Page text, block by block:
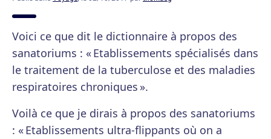
Voici ce que dit le dictionnaire à propos des
sanatoriums : « Etablissements spécialisés dans
le traitement de la tuberculose et des maladies
respiratoires chroniques ».
Voilà ce que je dirais à propos des sanatoriums
: « Etablissements ultra-flippants où on a